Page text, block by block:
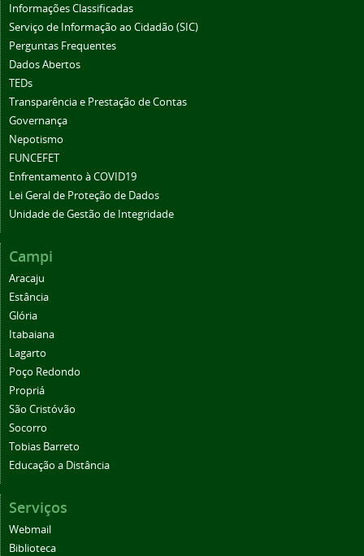
Informações Classificadas
Serviço de Informação ao Cidadão (SIC)
Perguntas Frequentes
Dados Abertos
TEDs
Transparência e Prestação de Contas
Governança
Nepotismo
FUNCEFET
Enfrentamento à COVID19
Lei Geral de Proteção de Dados
Unidade de Gestão de Integridade
Campi
Aracaju
Estância
Glória
Itabaiana
Lagarto
Poço Redondo
Propriá
São Cristóvão
Socorro
Tobias Barreto
Educação a Distância
Serviços
Webmail
Biblioteca